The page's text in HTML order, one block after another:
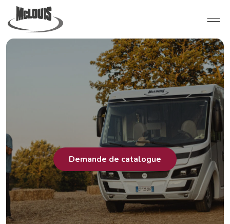
Demande de catalogue